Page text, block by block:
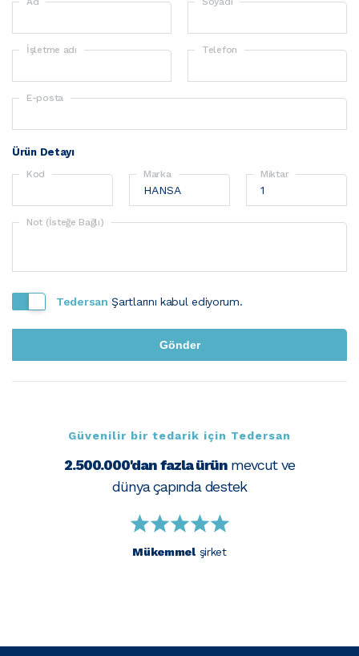
İşletme adı Telefon
E-posta
Ürün Detayı
Kod Marka Miktar
Not (İsteğe Bağlı)
Tedersan Şartlarını kabul ediyorum.
Güvenilir bir tedarik için Tedersan
2.500.000'dan fazla ürünmevcut ve
dünya çapında destek
Mükemmelşirket